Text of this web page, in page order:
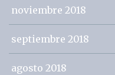
noviembre 2018
septiembre 2018
agosto 2018